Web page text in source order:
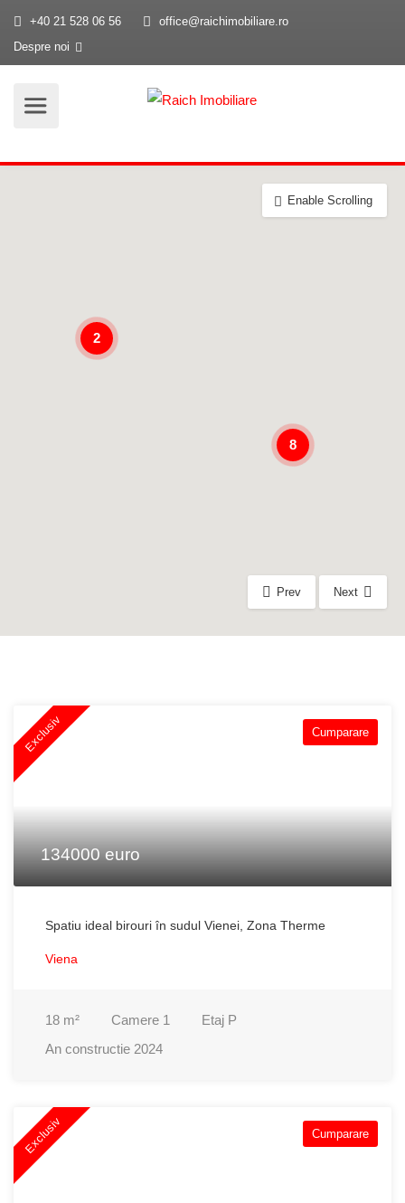
+40 21 528 06 56
office@raichimobiliare.ro
Despre noi
2
8
Enable Scrolling
Prev Next
Exclusiv Cumparare
134000 euro
Spatiu ideal birouri în sudul Vienei, Zona Therme
Viena
18 m² Camere 1 Etaj P
An constructie 2024
Exclusiv Cumparare